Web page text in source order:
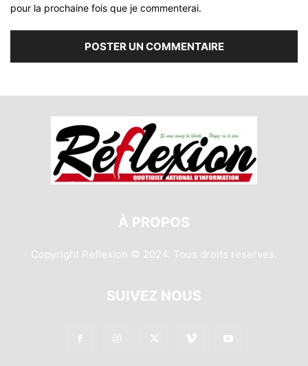
pour la prochaine fois que je commenterai.
À PROPOS
Copyright Reflexion © 2024. Tous droits reserves.
SUIVEZ NOUS